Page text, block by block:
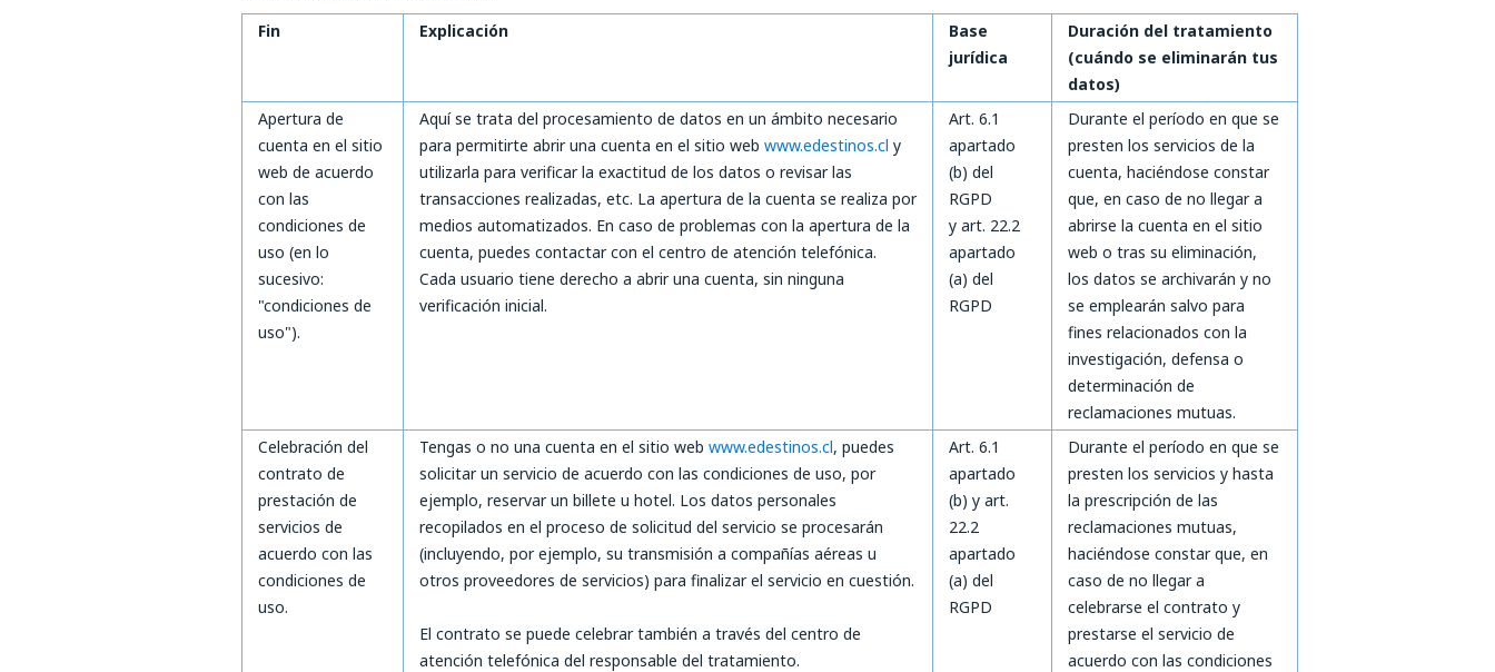
Fin
Explicación
Base
jurídica
Duración del tratamiento
(cuándo se eliminarán tus
datos)
Apertura de
cuenta en el sitio
web de acuerdo
con las
condiciones de
uso (en lo
sucesivo:
"condiciones de
uso").
Aquí se trata del procesamiento de datos en un ámbito necesario
para permitirte abrir una cuenta en el sitio web www.edestinos.cl y
utilizarla para verificar la exactitud de los datos o revisar las
transacciones realizadas, etc. La apertura de la cuenta se realiza por
medios automatizados. En caso de problemas con la apertura de la
cuenta, puedes contactar con el centro de atención telefónica.
Cada usuario tiene derecho a abrir una cuenta, sin ninguna
verificación inicial.
Art. 6.1
apartado
(b) del
RGPD
y art. 22.2
apartado
(a) del
RGPD
Durante el período en que se
presten los servicios de la
cuenta, haciéndose constar
que, en caso de no llegar a
abrirse la cuenta en el sitio
web o tras su eliminación,
los datos se archivarán y no
se emplearán salvo para
fines relacionados con la
investigación, defensa o
determinación de
reclamaciones mutuas.
Celebración del
contrato de
prestación de
servicios de
acuerdo con las
condiciones de
uso.
Tengas o no una cuenta en el sitio web www.edestinos.cl, puedes
solicitar un servicio de acuerdo con las condiciones de uso, por
ejemplo, reservar un billete u hotel. Los datos personales
recopilados en el proceso de solicitud del servicio se procesarán
(incluyendo, por ejemplo, su transmisión a compañías aéreas u
otros proveedores de servicios) para finalizar el servicio en cuestión.
El contrato se puede celebrar también a través del centro de
atención telefónica del responsable del tratamiento.
Art. 6.1
apartado
(b) y art.
22.2
apartado
(a) del
RGPD
Durante el período en que se
presten los servicios y hasta
la prescripción de las
reclamaciones mutuas,
haciéndose constar que, en
caso de no llegar a
celebrarse el contrato y
prestarse el servicio de
acuerdo con las condiciones